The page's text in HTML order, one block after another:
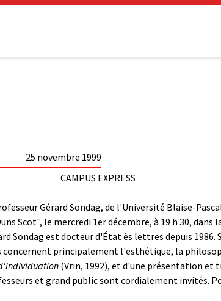
25 novembre 1999
CAMPUS EXPRESS
Gérard Sondag, de l'Université Blaise-
Scot", le mercredi 1er décembre, à 19 h 30, dans
Sondag est docteur d'État ès lettres depuis
principalement l'esthétique, la
(Vrin, 1992), et d'une présentation et
et grand public sont cordialement invités.